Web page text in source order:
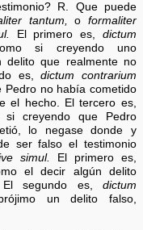
R. Que puede
tantum, o formaliter
El primero es, dictum
si creyendo uno
delito que realmente no
es,dictum contrarium
no había cometido
el hecho. El tercero es,
creyendo que Pedro
lo negase donde y
ser falso el testimonio
simul.
El primero es,
el decir algún delito
El segundo es, dictum
un delito falso,